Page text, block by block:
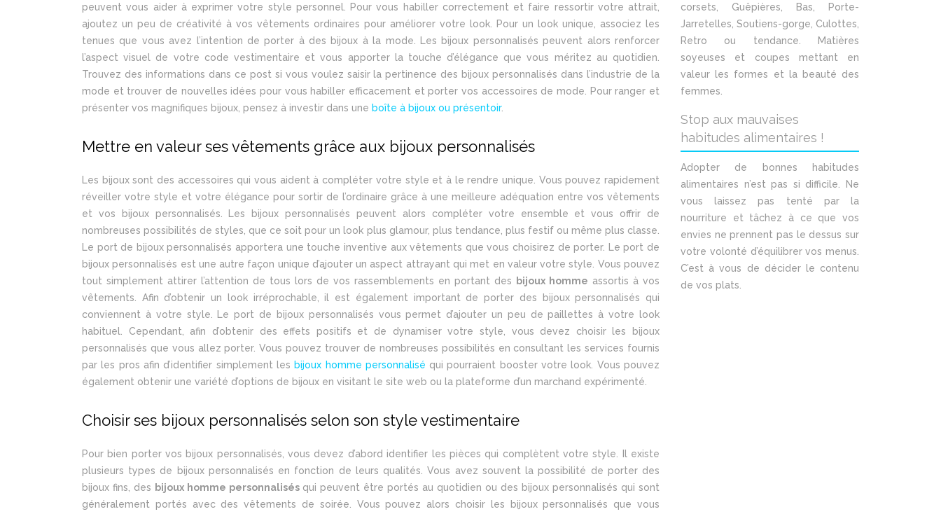
peuvent vous aider à exprimer votre style personnel. Pour vous habiller correctement et faire ressortir votre attrait,
ajoutez un peu de créativité à vos vêtements ordinaires pour améliorer votre look. Pour un look unique, associez les
tenues que vous avez l’intention de porter à des bijoux à la mode. Les bijoux personnalisés peuvent alors renforcer
l’aspect visuel de votre code vestimentaire et vous apporter la touche d’élégance que vous méritez au quotidien.
Trouvez des informations dans ce post si vous voulez saisir la pertinence des bijoux personnalisés dans l’industrie de la
mode et trouver de nouvelles idées pour vous habiller efficacement et porter vos accessoires de mode. Pour ranger et
présenter vos magnifiques bijoux, pensez à investir dans une boîte à bijoux ou présentoir.
Mettre en valeur ses vêtements grâce aux bijoux personnalisés
Les bijoux sont des accessoires qui vous aident à compléter votre style et à le rendre unique. Vous pouvez rapidement
réveiller votre style et votre élégance pour sortir de l’ordinaire grâce à une meilleure adéquation entre vos vêtements
et vos bijoux personnalisés. Les bijoux personnalisés peuvent alors compléter votre ensemble et vous offrir de
nombreuses possibilités de styles, que ce soit pour un look plus glamour, plus tendance, plus festif ou même plus classe.
Le port de bijoux personnalisés apportera une touche inventive aux vêtements que vous choisirez de porter. Le port de
bijoux personnalisés est une autre façon unique d’ajouter un aspect attrayant qui met en valeur votre style. Vous pouvez
tout simplement attirer l’attention de tous lors de vos rassemblements en portant des
bijoux homme assortis à vos
vêtements. Afin d’obtenir un look irréprochable, il est également important de porter des bijoux personnalisés qui
conviennent à votre style. Le port de bijoux personnalisés vous permet d’ajouter un peu de paillettes à votre look
habituel. Cependant, afin d’obtenir des effets positifs et de dynamiser votre style, vous devez choisir les bijoux
personnalisés que vous allez porter. Vous pouvez trouver de nombreuses possibilités en consultant les services fournis
par les pros afin d’identifier simplement les bijoux homme personnalisé qui pourraient booster votre look. Vous pouvez
également obtenir une variété d’options de bijoux en visitant le site web ou la plateforme d’un marchand expérimenté.
Choisir ses bijoux personnalisés selon son style vestimentaire
Pour bien porter vos bijoux personnalisés, vous devez d’abord identifier les pièces qui complètent votre style. Il existe
plusieurs types de bijoux personnalisés en fonction de leurs qualités. Vous avez souvent la possibilité de porter des
bijoux fins, des bijoux homme personnalisés qui peuvent être portés au quotidien ou des bijoux personnalisés qui sont
généralement portés avec des vêtements de soirée. Vous pouvez alors choisir les bijoux personnalisés que vous
corsets, Guêpières, Bas, Porte-
Jarretelles, Soutiens-gorge, Culottes,
Retro ou tendance. Matières
soyeuses et coupes mettant en
valeur les formes et la beauté des
femmes.
Stop aux mauvaises
habitudes alimentaires !
Adopter de bonnes habitudes
alimentaires n’est pas si difficile. Ne
vous laissez pas tenté par la
nourriture et tâchez à ce que vos
envies ne prennent pas le dessus sur
votre volonté d’équilibrer vos menus.
C’est à vous de décider le contenu
de vos plats.